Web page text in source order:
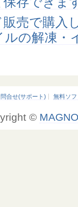
売で購入
の解凍・
問合せ(サポート) 無料ソフ
©